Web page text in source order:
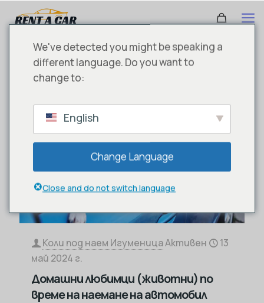
Коли под наем ИгуменицаАктивен
13
май 2024 г.
Домашни любимци (животни) по
време на наемане на автомобил
We've detected you might be speaking a
different language. Do you want to
change to:
English
Change Language
Close and do not switch language